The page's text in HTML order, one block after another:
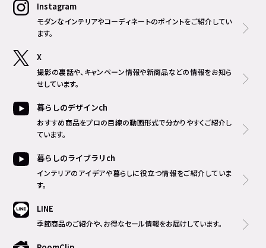
Instagram
モダンなインテリアやコーディネートのポイントをご紹介してい
ます。
X
撮影の裏話や、キャンペーン情報や新商品などの情報をお知ら
せしています。
暮らしのデザインch
おすすめ商品をプロの目線の動画形式で分かりやすくご紹介し
ています。
暮らしのライブラリch
インテリアのアイデアや暮らしに役立つ情報をご紹介していま
す。
LINE
季節商品のご紹介や、お得なセール情報をお届けしています。